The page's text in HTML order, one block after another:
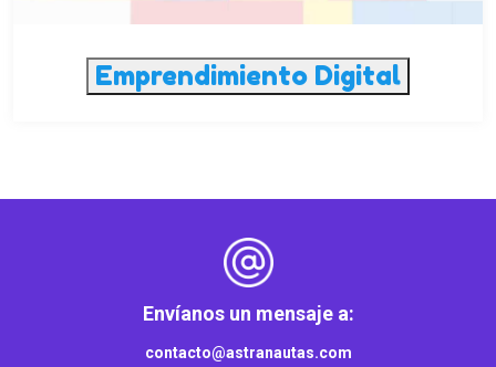
Emprendimiento Digital
Envíanos un mensaje a:
contacto@astranautas.com